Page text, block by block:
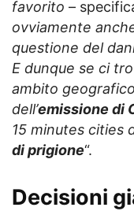
favorito –
ovviamente
questione del
E dunque se ci
ambito
dell’emissione di
15 minutes cities
di prigione“.
Decisioni